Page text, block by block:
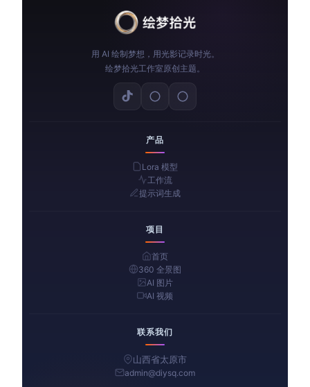
用 AI 绘制梦想，用光影记录时光。
绘梦拾光工作室原创主题。
产品
Lora 模型
工作流
提示词生成
项目
首页
360 全景图
AI 图片
AI 视频
联系我们
山西省太原市
admin@diysq.com